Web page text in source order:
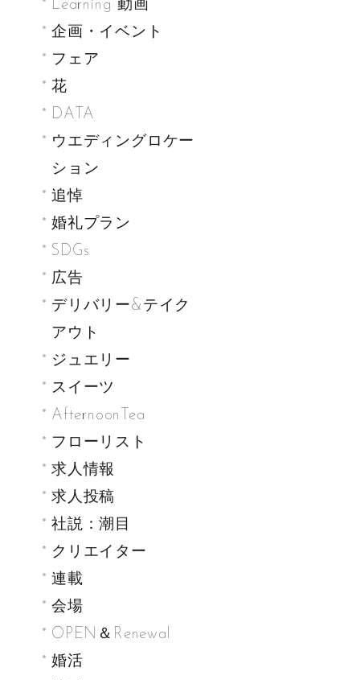
Learning 動画
企画・イベント
フェア
花
DATA
ウエディングロケー
ション
追悼
婚礼プラン
SDGs
広告
デリバリー&テイク
アウト
ジュエリー
スイーツ
AfternoonTea
フローリスト
求人情報
求人投稿
社説：潮目
クリエイター
連載
会場
OPEN＆Renewal
婚活